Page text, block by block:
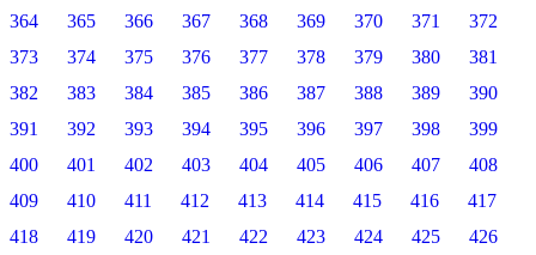
364
365 366 367 368 369 370 371
372
373
374 375 376 377 378 379 380
381
382
383 384 385 386 387 388 389
390
391
392 393 394 395 396 397 398
399
400
401 402 403 404 405 406 407
408
409
410 411 412 413 414 415 416
417
418
419 420 421 422 423 424 425
426